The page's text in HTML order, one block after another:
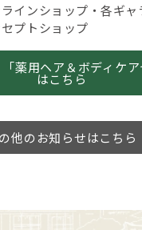
インショップ・各ギャ
プトショップ
「薬用ヘア＆ボディケア
はこちら
他のお知らせはこちら